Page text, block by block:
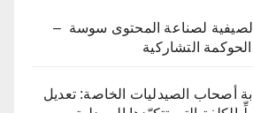
الصيفية لصناعة المحتوى سوسة –
التشاركية
أصحاب الصيدليات الخاصة: تعديل